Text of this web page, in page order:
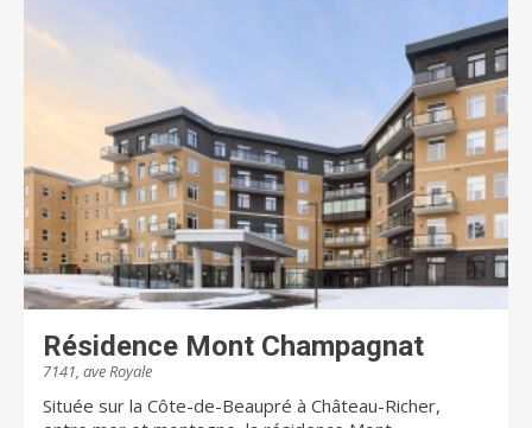
Résidence Mont Champagnat
7141, ave Royale
Située sur la Côte-de-Beaupré à Château-Richer,